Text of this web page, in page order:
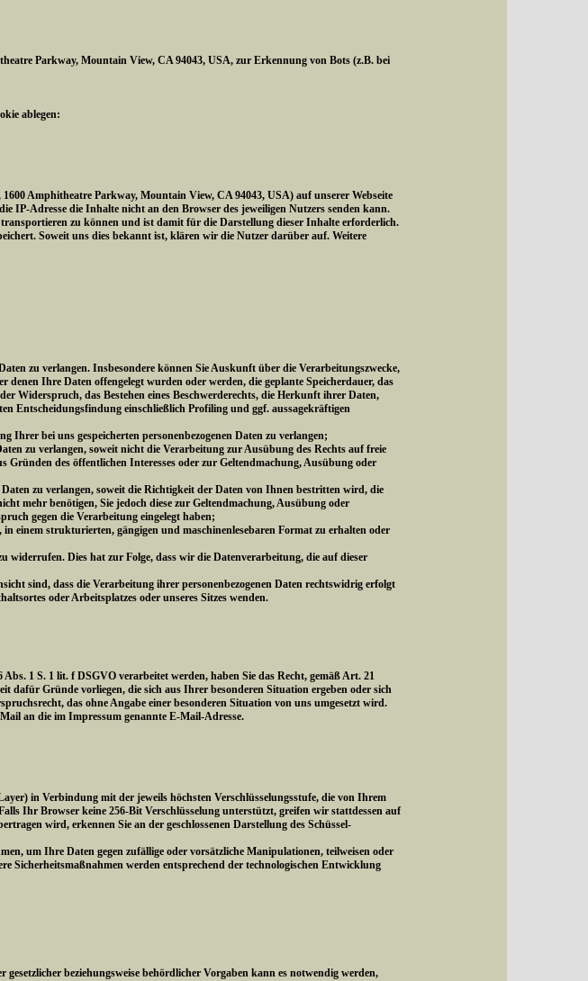
Parkway, Mountain View, CA 94043, USA, zur Erkennung von Bots (z.B. bei
ablegen:
Amphitheatre Parkway, Mountain View, CA 94043, USA) auf unserer Webseite
IP-Adresse die Inhalte nicht an den Browser des jeweiligen Nutzers senden kann.
zu können und ist damit für die Darstellung dieser Inhalte erforderlich.
Soweit uns dies bekannt ist, klären wir die Nutzer darüber auf. Weitere
zu verlangen. Insbesondere können Sie Auskunft über die Verarbeitungszwecke,
denen Ihre Daten offengelegt wurden oder werden, die geplante Speicherdauer, das
Widerspruch, das Bestehen eines Beschwerderechts, die Herkunft ihrer Daten,
Entscheidungsfindung einschließlich Profiling und ggf. aussagekräftigen
bei uns gespeicherten personenbezogenen Daten zu verlangen;
zu verlangen, soweit nicht die Verarbeitung zur Ausübung des Rechts auf freie
des öffentlichen Interesses oder zur Geltendmachung, Ausübung oder
zu verlangen, soweit die Richtigkeit der Daten von Ihnen bestritten wird, die
mehr benötigen, Sie jedoch diese zur Geltendmachung, Ausübung oder
gegen die Verarbeitung eingelegt haben;
einem strukturierten, gängigen und maschinenlesebaren Format zu erhalten oder
widerrufen. Dies hat zur Folge, dass wir die Datenverarbeitung, die auf dieser
sind, dass die Verarbeitung ihrer personenbezogenen Daten rechtswidrig erfolgt
oder Arbeitsplatzes oder unseres Sitzes wenden.
1 S. 1 lit. f DSGVO verarbeitet werden, haben Sie das Recht, gemäß Art. 21
dafür Gründe vorliegen, die sich aus Ihrer besonderen Situation ergeben oder sich
das ohne Angabe einer besonderen Situation von uns umgesetzt wird.
an die im Impressum genannte E-Mail-Adresse.
in Verbindung mit der jeweils höchsten Verschlüsselungsstufe, die von Ihrem
Ihr Browser keine 256-Bit Verschlüsselung unterstützt, greifen wir stattdessen auf
wird, erkennen Sie an der geschlossenen Darstellung des Schüssel-
um Ihre Daten gegen zufällige oder vorsätzliche Manipulationen, teilweisen oder
Sicherheitsmaßnahmen werden entsprechend der technologischen Entwicklung
beziehungsweise behördlicher Vorgaben kann es notwendig werden,